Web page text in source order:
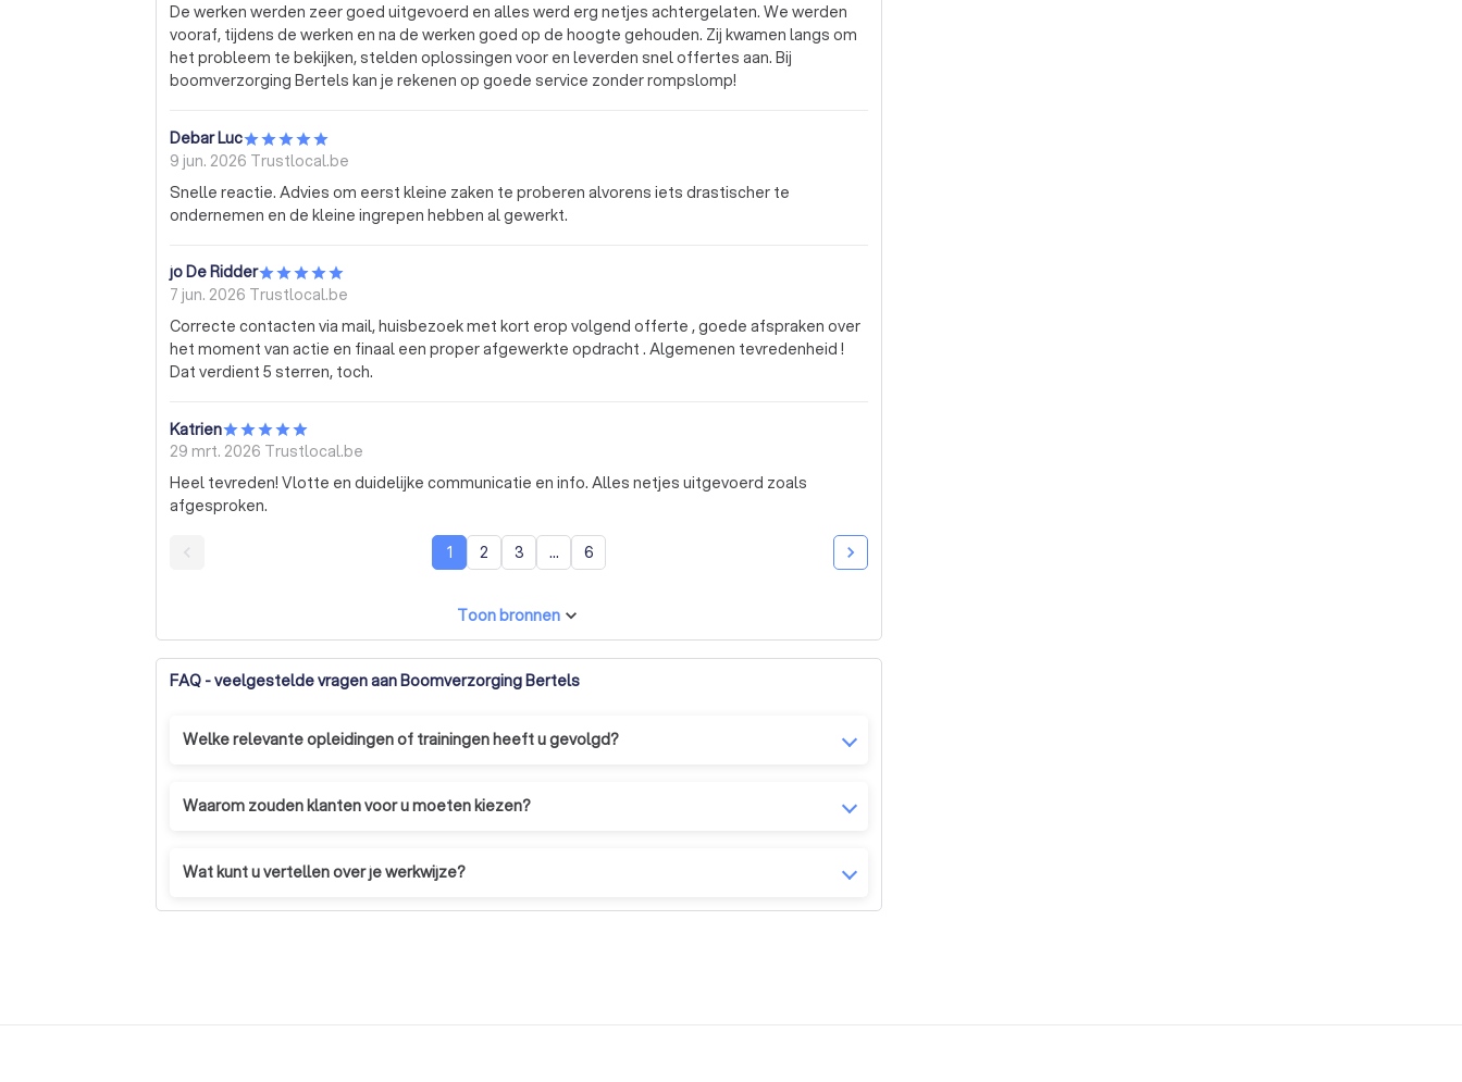
De werken werden zeer goed uitgevoerd en alles werd erg netjes achtergelaten. We werden
vooraf, tijdens de werken en na de werken goed op de hoogte gehouden. Zij kwamen langs om
het probleem te bekijken, stelden oplossingen voor en leverden snel offertes aan. Bij
boomverzorging Bertels kan je rekenen op goede service zonder rompslomp!
Debar Luc
9 jun. 2026 Trustlocal.be
Snelle reactie. Advies om eerst kleine zaken te proberen alvorens iets drastischer te
ondernemen en de kleine ingrepen hebben al gewerkt.
jo De Ridder
7 jun. 2026 Trustlocal.be
Correcte contacten via mail, huisbezoek met kort erop volgend offerte , goede afspraken over
het moment van actie en finaal een proper afgewerkte opdracht . Algemenen tevredenheid !
Dat verdient 5 sterren, toch.
Katrien
29 mrt. 2026 Trustlocal.be
Heel tevreden! Vlotte en duidelijke communicatie en info. Alles netjes uitgevoerd zoals
afgesproken.
1 2 3 ... 6
Toon bronnen
FAQ - veelgestelde vragen aan Boomverzorging Bertels
Welke relevante opleidingen of trainingen heeft u gevolgd?
Waarom zouden klanten voor u moeten kiezen?
Wat kunt u vertellen over je werkwijze?
enkel foto's een correcte offerte op te maken.